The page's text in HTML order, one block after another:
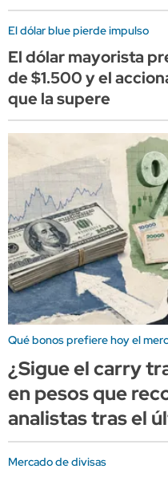
El dólar blue pierde impulso
El dólar mayorista
de $1.500 y el
que la supere
Qué bonos prefiere hoy el
¿Sigue el carry
en pesos que
analistas tras el
Mercado de divisas